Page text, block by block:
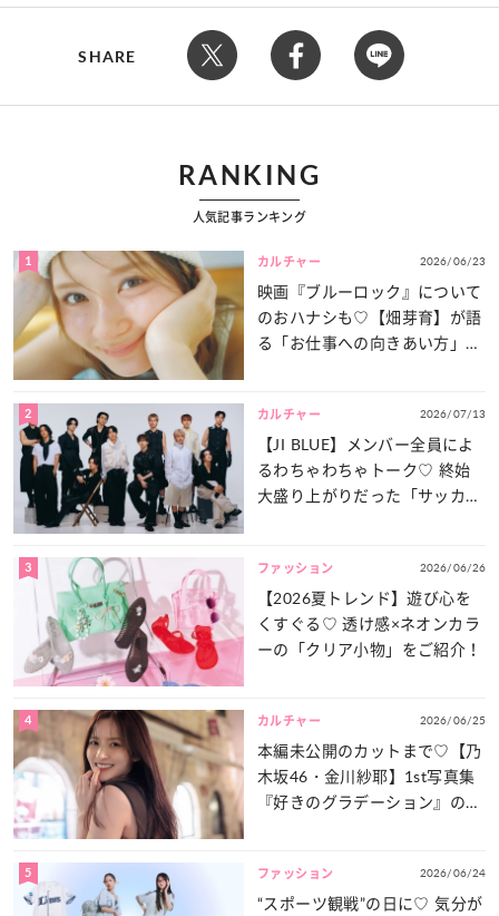
SHARE
RANKING
人気記事ランキング
1 カルチャー 2026/06/23
映画『ブルーロック』について
のおハナシも♡【畑芽育】が語
る「お仕事への向きあい方」と
2 カルチャー 2026/07/13
【JI BLUE】メンバー全員によ
るわちゃわちゃトーク♡ 終始
大盛り上がりだった「サッカー
3 ファッション 2026/06/26
【2026夏トレンド】遊び心を
くすぐる♡ 透け感×ネオンカラ
ーの「クリア小物」をご紹介！
4 カルチャー 2026/06/25
本編未公開のカットまで♡【乃
木坂46・金川紗耶】1st写真集
『好きのグラデーション』の魅
5 ファッション 2026/06/24
“スポーツ観戦”の日に♡ 気分が